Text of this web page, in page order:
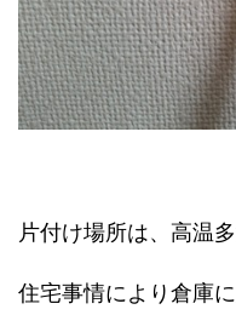
片付け場所は、高温
住宅事情により倉庫